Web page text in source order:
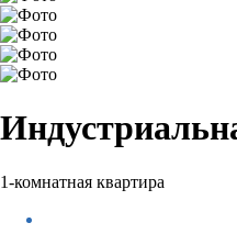
1-комнатная квартира